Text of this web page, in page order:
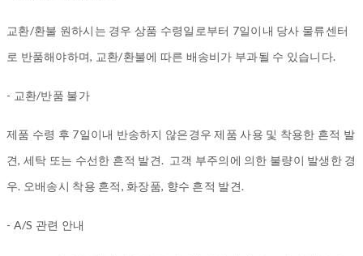
교환/환불 원하시는 경우 상품 수령일로부터 7일이내 당사 물류센터
로 반품해야하며, 교환/환불에 따른 배송비가 부과될 수 있습니다.
- 교환/반품 불가
제품 수령 후 7일이내 반송하지 않은경우 제품 사용 및 착용한 흔적 발
견, 세탁 또는 수선한 흔적 발견. 고객 부주의에 의한 불량이 발생한 경
우. 오배송시 착용 흔적, 화장품, 향수 흔적 발견.
- A/S 관련 안내